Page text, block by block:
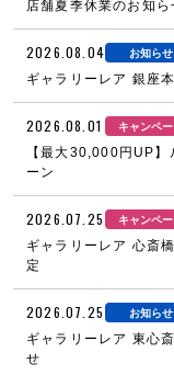
店舗夏季休業のお知ら
2026.08.04 お知らせ
ギャラリーレア 銀座
2026.08.01 キャンペ
【最大30,000円UP
ーン
2026.07.25 キャンペ
ギャラリーレア 心斎
定
2026.07.25 お知らせ
ギャラリーレア 東心
せ